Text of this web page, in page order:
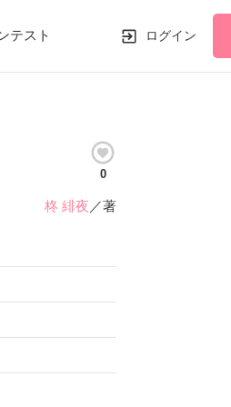
テスト ログイン
0
柊 緋夜 ／著